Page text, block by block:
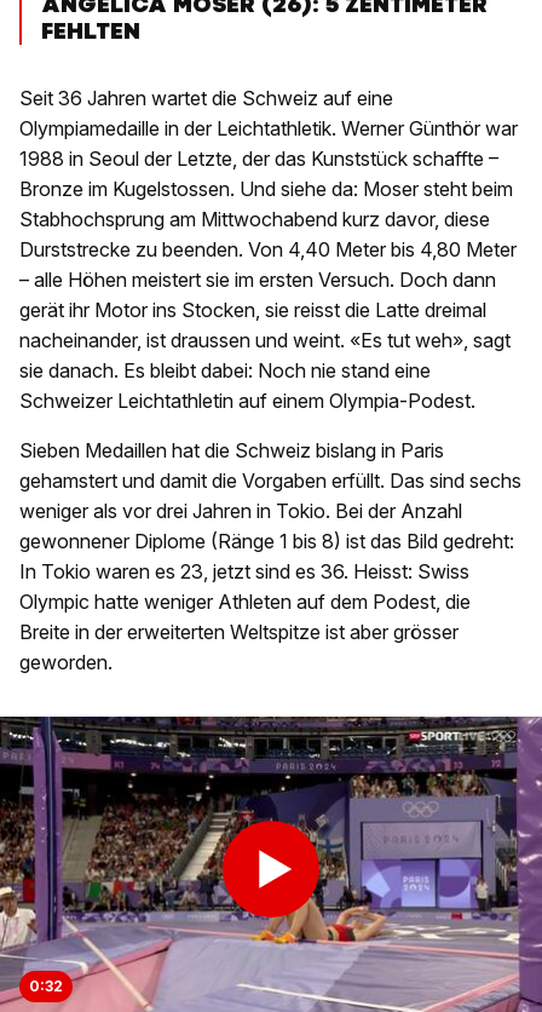
FEHLTEN
Seit 36 Jahren wartet die Schweiz auf eine
Olympiamedaille in der Leichtathletik. Werner Günthör war
1988 in Seoul der Letzte, der das Kunststück schaffte –
Bronze im Kugelstossen. Und siehe da: Moser steht beim
Stabhochsprung am Mittwochabend kurz davor, diese
Durststrecke zu beenden. Von 4,40 Meter bis 4,80 Meter
– alle Höhen meistert sie im ersten Versuch. Doch dann
gerät ihr Motor ins Stocken, sie reisst die Latte dreimal
nacheinander, ist draussen und weint. «Es tut weh», sagt
sie danach. Es bleibt dabei: Noch nie stand eine
Schweizer Leichtathletin auf einem Olympia-Podest.
Sieben Medaillen hat die Schweiz bislang in Paris
gehamstert und damit die Vorgaben erfüllt. Das sind sechs
weniger als vor drei Jahren in Tokio. Bei der Anzahl
gewonnener Diplome (Ränge 1 bis 8) ist das Bild gedreht:
In Tokio waren es 23, jetzt sind es 36. Heisst: Swiss
Olympic hatte weniger Athleten auf dem Podest, die
Breite in der erweiterten Weltspitze ist aber grösser
geworden.
0:32